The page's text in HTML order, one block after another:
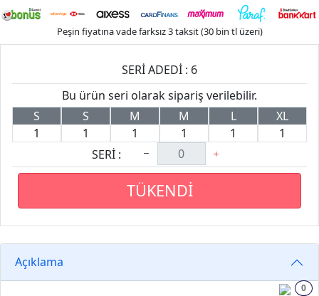
Peşin fiyatına vade farksız 3 taksit (30 bin tl üzeri)
SERİ ADEDİ : 6
Bu ürün seri olarak sipariş verilebilir.
S
1
S
1
M
1
M
1
L
1
XL
1
SERİ :
TÜKENDİ
Açıklama
0